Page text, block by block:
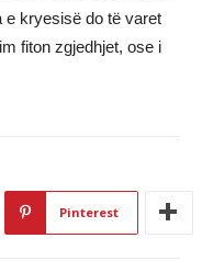
e kryesisë do të varet
fiton zgjedhjet, ose i
Pinterest